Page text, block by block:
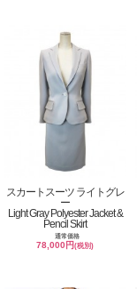
スカートスーツ ライトグレ
ー
Light Gray Polyester Jacket &
Pencil Skirt
通常価格
78,000円(税別)